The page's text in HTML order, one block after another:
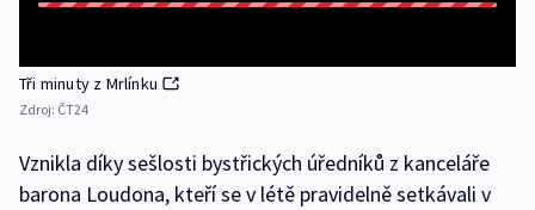
Tři minuty z Mrlínku
Zdroj: ČT24
Vznikla díky sešlosti bystřických úředníků z kanceláře
barona Loudona, kteří se v létě pravidelně setkávali v